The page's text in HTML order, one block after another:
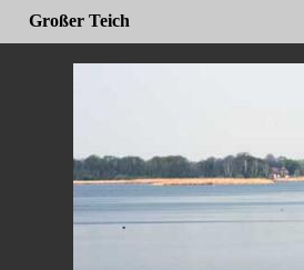
Großer Teich